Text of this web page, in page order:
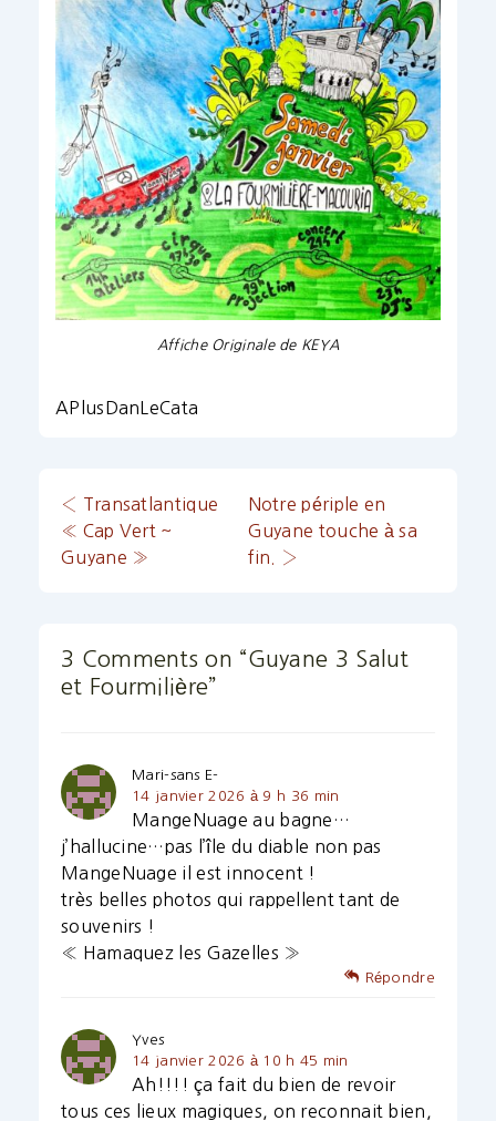
Affiche Originale de KEYA
APlusDanLeCata
Navigation
de
Previous
Post
is
‹ Transatlantique
« Cap Vert ~
Guyane »
Next
Post
is
Notre périple en
Guyane touche à sa
fin. ›
3 Comments on “Guyane 3 Salut
et Fourmilière”
Mari-sans E-
14 janvier 2026 à 9 h 36 min
MangeNuage au bagne…
j’hallucine…pas l’île du diable non pas
MangeNuage il est innocent !
très belles photos qui rappellent tant de
souvenirs !
« Hamaquez les Gazelles »
Répondre
Yves
14 janvier 2026 à 10 h 45 min
Ah!!!! ça fait du bien de revoir
tous ces lieux magiques, on reconnait bien,